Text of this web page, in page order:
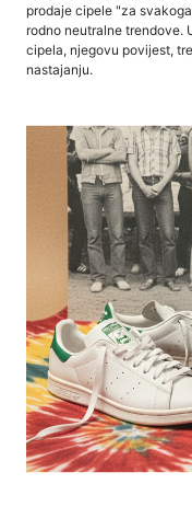
prodaje cipele "za
rodno neutralne trendove.
cipela, njegovu povijest,
nastajanju.